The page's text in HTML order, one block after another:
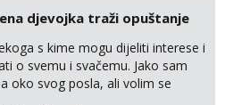
djevojka traži opuštanje
s kime mogu dijeliti interese i
o svemu i svačemu. Jako sam
oko svog posla, ali volim se